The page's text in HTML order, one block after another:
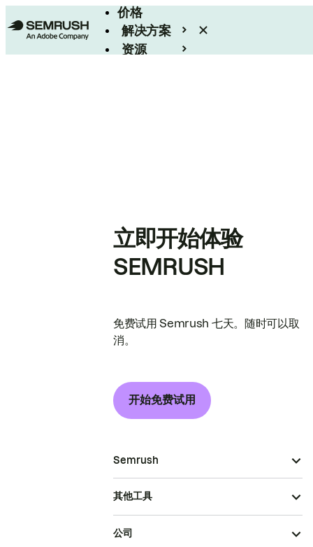
价格
解决方案
资源
立即开始体验
SEMRUSH
免费试用 Semrush 七天。随时可以取
消。
开始免费试用
Semrush
其他工具
公司